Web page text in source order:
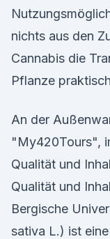
nichts aus den
Cannabis die
Pflanze
An der
"My420Tours",
Qualität und
Qualität und
Bergische
sativa L.) ist